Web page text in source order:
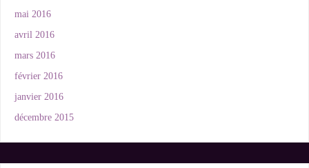
mai 2016
avril 2016
mars 2016
février 2016
janvier 2016
décembre 2015